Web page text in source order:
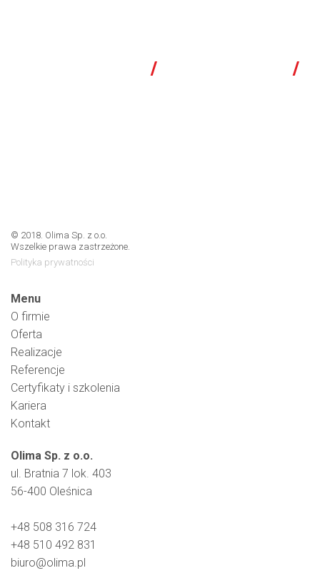
/SERWISUJEMY /
© 2018. Olima Sp. z o.o.
Wszelkie prawa zastrzeżone.
Polityka prywatności
Menu
O firmie
Oferta
Realizacje
Referencje
Certyfikaty i szkolenia
Kariera
Kontakt
Olima Sp. z o.o.
ul. Bratnia 7 lok. 403
56-400 Oleśnica
+48 508 316 724
+48 510 492 831
biuro@olima.pl